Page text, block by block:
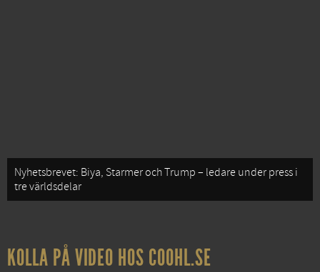
Nyhetsbrevet: Biya, Starmer och Trump – ledare under press i
tre världsdelar
KOLLA PÅ VIDEO HOS COOHL.SE